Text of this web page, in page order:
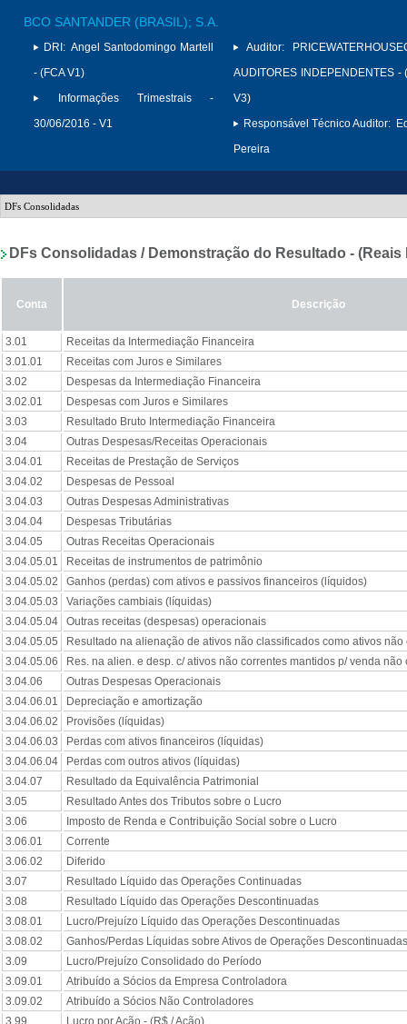
BCO SANTANDER (BRASIL); S.A.
DRI: Angel Santodomingo Martell
- (FCA V1)
Informações Trimestrais -
30/06/2016 - V1
Auditor:
AUDITORES INDEPENDENTES -
V3)
Responsável Técnico Auditor:
Pereira